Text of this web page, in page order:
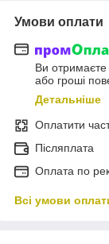
Умови оплати
Ви
або гроші
Детальніше
Оплатити
Післяплата
Оплата по
Всі умови